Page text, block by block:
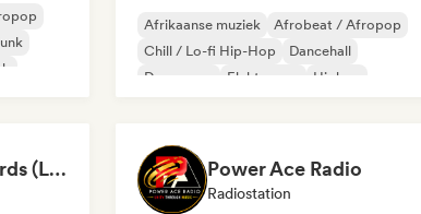
Afrikaanse muziek
Afrobeat / Afropop
Chill / Lo-fi Hip-Hop
Dancehall
Dance pop
Elektropop
Hiphop
Radio Krimi Records (Le Label) Power Ace Radio
Radiostation